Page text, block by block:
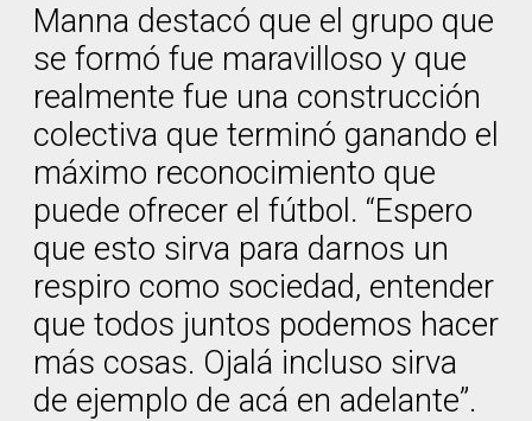
Manna destacó que el grupo que
se formó fue maravilloso y que
realmente fue una construcción
colectiva que terminó ganando el
máximo reconocimiento que
puede ofrecer el fútbol. “Espero
que esto sirva para darnos un
respiro como sociedad, entender
que todos juntos podemos hacer
más cosas. Ojalá incluso sirva
de ejemplo de acá en adelante”.